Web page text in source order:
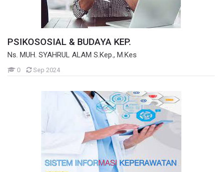
PSIKOSOSIAL & BUDAYA KEP.
Ns. MUH. SYAHRUL ALAM S.Kep., M.Kes
0Mahasiswa
Sep 2024